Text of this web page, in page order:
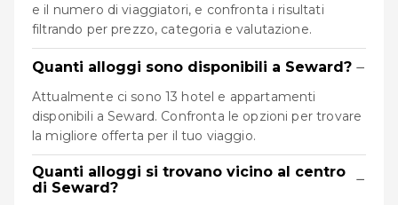
e il numero di viaggiatori, e confronta i risultati
filtrando per prezzo, categoria e valutazione.
Quanti alloggi sono disponibili a Seward? −
Attualmente ci sono 13 hotel e appartamenti
disponibili a Seward. Confronta le opzioni per trovare
la migliore offerta per il tuo viaggio.
Quanti alloggi si trovano vicino al centro
di Seward?
−